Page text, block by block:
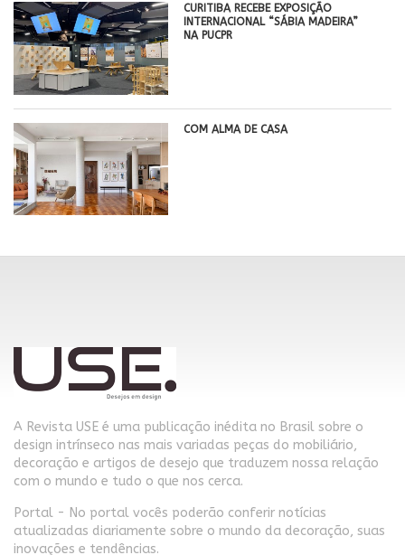
CURITIBA RECEBE EXPOSIÇÃO
INTERNACIONAL “SÁBIA MADEIRA”
NA PUCPR
COM ALMA DE CASA
A Revista USE é uma publicação inédita no Brasil sobre o
design intrínseco nas mais variadas peças do mobiliário,
decoração e artigos de desejo que traduzem nossa relação
com o mundo e tudo o que nos cerca.
Portal - No portal vocês poderão conferir notícias
atualizadas diariamente sobre o mundo da decoração, suas
inovações e tendências.